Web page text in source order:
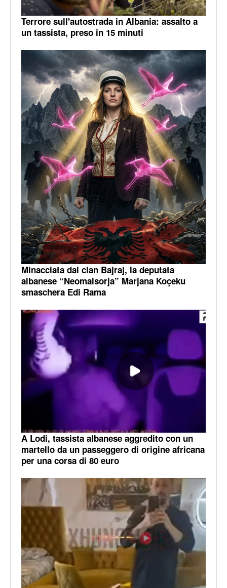
Terrore sull'autostrada in Albania: assalto a
un tassista, preso in 15 minuti
Minacciata dal clan Bajraj, la deputata
albanese “Neomalsorja” Marjana Koçeku
smaschera Edi Rama
A Lodi, tassista albanese aggredito con un
martello da un passeggero di origine africana
per una corsa di 80 euro